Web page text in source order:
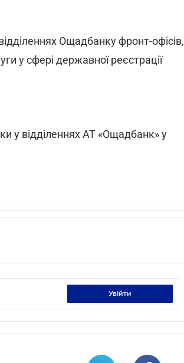
Ощадбанку фронт-офісів,
у сфері державної реєстрації
у відділеннях АТ «Ощадбанк» у
увійти